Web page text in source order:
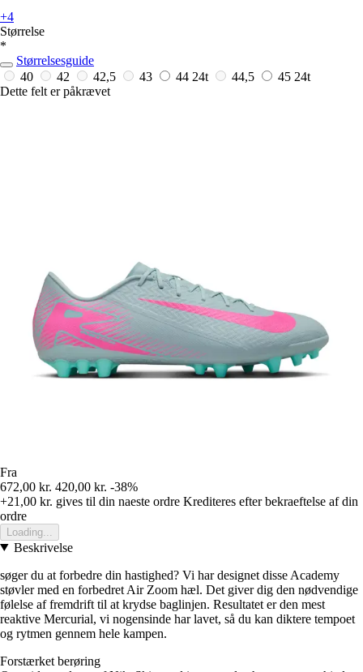
+4
Størrelse
*
Størrelsesguide
40
42 42,5 43 44 24t 44,5 45 24t
Dette felt er påkrævet
Fra
672,00 kr. 420,00 kr. -38%
+21,00 kr. gives til din naeste ordre Krediteres efter bekraeftelse af din
ordre
Loading...
Beskrivelse
søger du at forbedre din hastighed? Vi har designet disse Academy
støvler med en forbedret Air Zoom hæl. Det giver dig den nødvendige
følelse af fremdrift til at krydse baglinjen. Resultatet er den mest
reaktive Mercurial, vi nogensinde har lavet, så du kan diktere tempoet
og rytmen gennem hele kampen.
Forstærket berøring